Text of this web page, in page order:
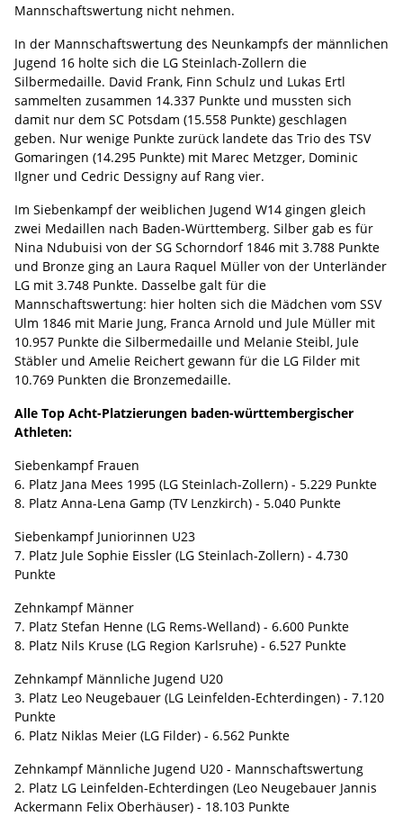
Mannschaftswertung nicht nehmen.
In der Mannschaftswertung des Neunkampfs der männlichen
Jugend 16 holte sich die LG Steinlach-Zollern die
Silbermedaille. David Frank, Finn Schulz und Lukas Ertl
sammelten zusammen 14.337 Punkte und mussten sich
damit nur dem SC Potsdam (15.558 Punkte) geschlagen
geben. Nur wenige Punkte zurück landete das Trio des TSV
Gomaringen (14.295 Punkte) mit Marec Metzger, Dominic
Ilgner und Cedric Dessigny auf Rang vier.
Im Siebenkampf der weiblichen Jugend W14 gingen gleich
zwei Medaillen nach Baden-Württemberg. Silber gab es für
Nina Ndubuisi von der SG Schorndorf 1846 mit 3.788 Punkte
und Bronze ging an Laura Raquel Müller von der Unterländer
LG mit 3.748 Punkte. Dasselbe galt für die
Mannschaftswertung: hier holten sich die Mädchen vom SSV
Ulm 1846 mit Marie Jung, Franca Arnold und Jule Müller mit
10.957 Punkte die Silbermedaille und Melanie Steibl, Jule
Stäbler und Amelie Reichert gewann für die LG Filder mit
10.769 Punkten die Bronzemedaille.
Alle Top Acht-Platzierungen baden-württembergischer
Athleten:
Siebenkampf Frauen
6. Platz Jana Mees 1995 (LG Steinlach-Zollern) - 5.229 Punkte
8. Platz Anna-Lena Gamp (TV Lenzkirch) - 5.040 Punkte
Siebenkampf Juniorinnen U23
7. Platz Jule Sophie Eissler (LG Steinlach-Zollern) - 4.730
Punkte
Zehnkampf Männer
7. Platz Stefan Henne (LG Rems-Welland) - 6.600 Punkte
8. Platz Nils Kruse (LG Region Karlsruhe) - 6.527 Punkte
Zehnkampf Männliche Jugend U20
3. Platz Leo Neugebauer (LG Leinfelden-Echterdingen) - 7.120
Punkte
6. Platz Niklas Meier (LG Filder) - 6.562 Punkte
Zehnkampf Männliche Jugend U20 - Mannschaftswertung
2. Platz LG Leinfelden-Echterdingen (Leo Neugebauer Jannis
Ackermann Felix Oberhäuser) - 18.103 Punkte